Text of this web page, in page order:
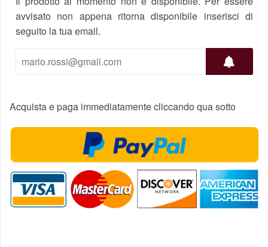
avvisato non appena ritorna disponibile inserisci di
seguito la tua email.
Acquista e paga immediatamente cliccando qua sotto